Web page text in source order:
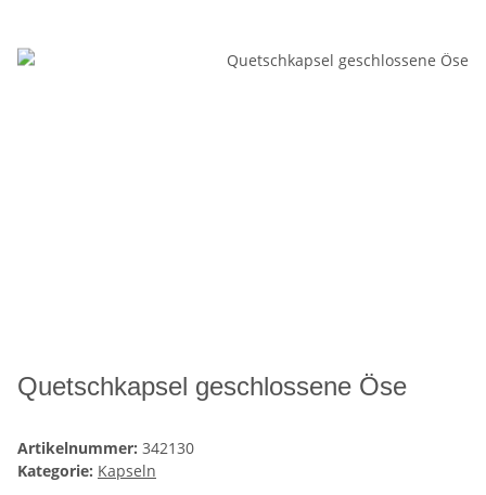
Quetschkapsel geschlossene Öse
Artikelnummer: 342130
Kategorie: Kapseln